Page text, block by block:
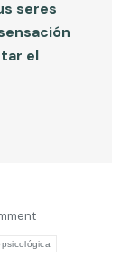
seres
el